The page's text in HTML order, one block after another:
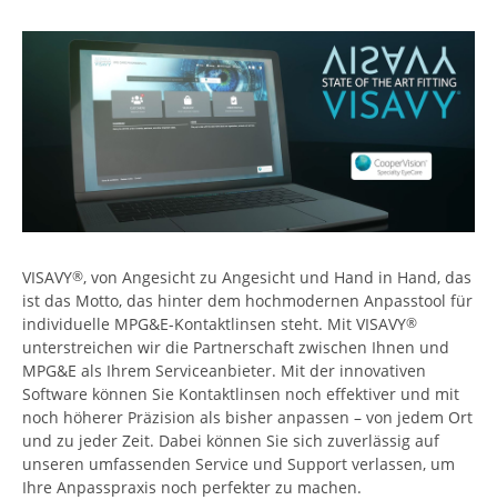
VISAVY®, von Angesicht zu Angesicht und Hand in Hand, das
ist das Motto, das hinter dem hochmodernen Anpasstool für
individuelle MPG&E-Kontaktlinsen steht. Mit VISAVY®
unterstreichen wir die Partnerschaft zwischen Ihnen und
MPG&E als Ihrem Serviceanbieter. Mit der innovativen
Software können Sie Kontaktlinsen noch effektiver und mit
noch höherer Präzision als bisher anpassen – von jedem Ort
und zu jeder Zeit. Dabei können Sie sich zuverlässig auf
unseren umfassenden Service und Support verlassen, um
Ihre Anpasspraxis noch perfekter zu machen.